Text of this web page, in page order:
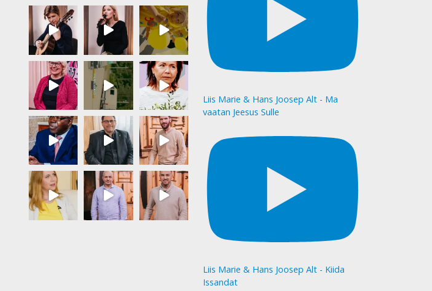
Liis Marie & Hans Joosep Alt - Ma
vaatan Jeesus Sulle
Liis Marie & Hans Joosep Alt - Kiida
Issandat